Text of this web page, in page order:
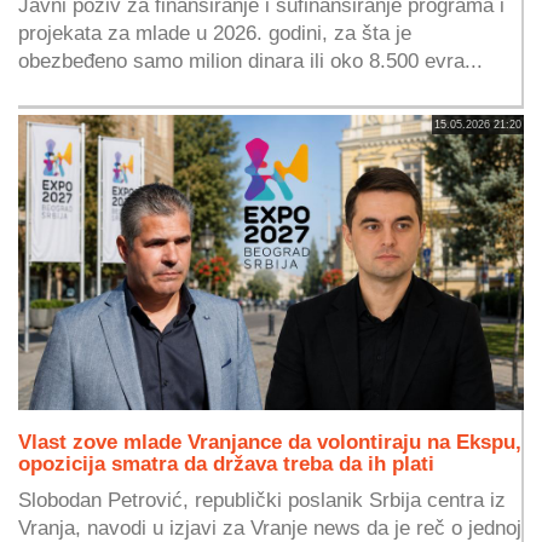
Javni poziv za finansiranje i sufinansiranje programa i
projekata za mlade u 2026. godini, za šta je
obezbeđeno samo milion dinara ili oko 8.500 evra...
15.05.2026 21:20
Vlast zove mlade Vranjance da volontiraju na Ekspu,
opozicija smatra da država treba da ih plati
Slobodan Petrović, republički poslanik Srbija centra iz
Vranja, navodi u izjavi za Vranje news da je reč o jednoj